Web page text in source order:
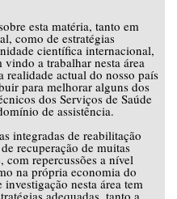
esta matéria, tanto em
como de estratégias
científica internacional,
a trabalhar nesta área
realidade actual do nosso país
para melhorar alguns dos
dos Serviços de Saúde
de assistência.
integradas de reabilitação
recuperação de muitas
com repercussões a nível
na própria economia do
nesta área tem
adequadas, tanto a